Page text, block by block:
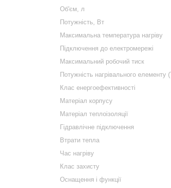
Об'єм, л
Потужність, Вт
Максимальна температура нагріву
Підключення до електромережі
Максимальний робочий тиск
Потужність нагрівального елементу
Клас енергоефективності
Матеріал корпусу
Матеріал теплоізоляції
Гідравлічне підключення
Втрати тепла
Час нагріву
Клас захисту
Оснащення і функції